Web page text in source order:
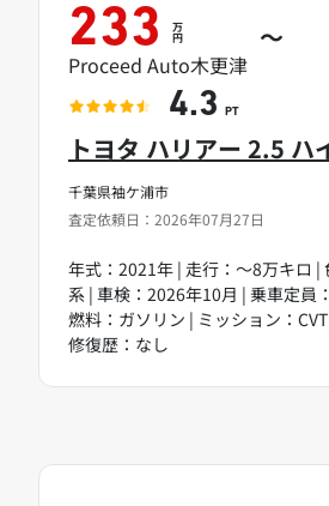
千葉県袖ケ浦市
査定依頼日：2026年07月27日
トヨタ ハリアー 2.5 ハ
年式：2021年 | 走行：～8万キロ |
系 | 車検：2026年10月 | 乗車定員
燃料：ガソリン | ミッション：
修復歴：なし
233 万
円 ～
Proceed Auto木更津
4.3 PT